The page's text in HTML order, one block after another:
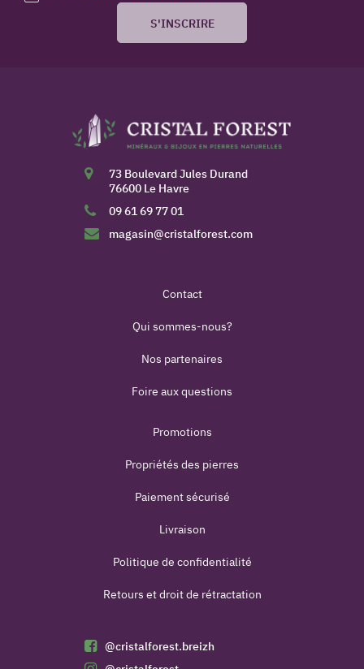
S'INSCRIRE
73 Boulevard Jules Durand
76600 Le Havre
09 61 69 77 01
magasin@cristalforest.com
Contact
Qui sommes-nous?
Nos partenaires
Foire aux questions
Promotions
Propriétés des pierres
Paiement sécurisé
Livraison
Politique de confidentialité
Retours et droit de rétractation
@cristalforest.breizh